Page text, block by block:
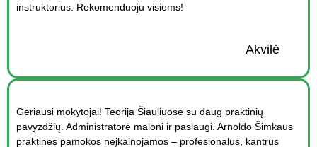
instruktorius. Rekomenduoju visiems!
Akvilė
Geriausi mokytojai! Teorija Šiauliuose su daug praktinių
pavyzdžių. Administratorė maloni ir paslaugi. Arnoldo Šimkaus
praktinės pamokos neįkainojamos – profesionalus, kantrus